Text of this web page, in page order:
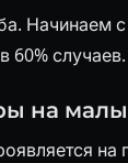
Начинаем
60%
на